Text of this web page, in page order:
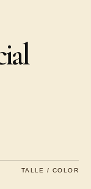
TALLE / COLOR